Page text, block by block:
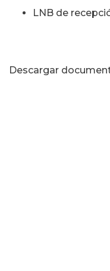
LNB de
Descargar